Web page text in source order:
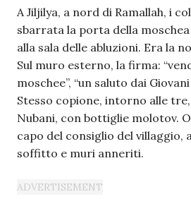
A Jiljilya, a nord di Ramallah, i
sbarrata la porta della
alla sala delle abluzioni. Era la
Sul muro esterno, la firma:
moschee”, “un saluto dai
Stesso copione, intorno alle tre,
Nubani, con bottiglie molotov.
capo del consiglio del villaggio,
soffitto e muri anneriti.